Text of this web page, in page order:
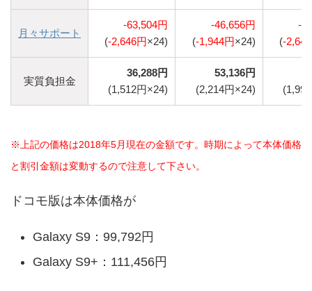
月々サポート
-63,504円
(-2,646円×24)
-46,656円
(-1,944円×24)
-
(-
実質負担金
36,288円
(1,512円×24)
53,136円
(2,214円×24)
※上記の価格は2018年5月現在の金額です。時期によって本体価格
と割引金額は変動するので注意して下さい。
ドコモ版は本体価格が
Galaxy S9：99,792円
Galaxy S9+：111,456円